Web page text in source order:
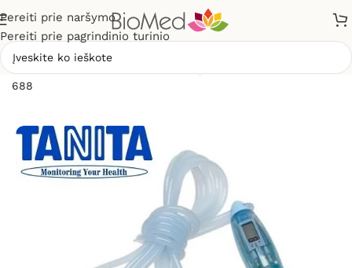
Pereiti prie naršymo
Pereiti prie pagrindinio turinio
688